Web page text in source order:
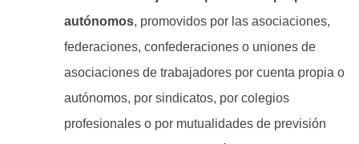
autónomos, promovidos por las asociaciones,
federaciones, confederaciones o uniones de
asociaciones de trabajadores por cuenta propia o
autónomos, por sindicatos, por colegios
profesionales o por mutualidades de previsión